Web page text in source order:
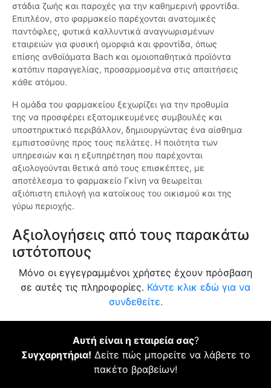
στάδια ζωής και παροχές για την καθημερινή φροντίδα.
Επιπλέον, στο φαρμακείο παρέχονται ανατομικές
παντόφλες, φυτικά καλλυντικά αναγνωρισμένων
εταιρειών για φυσική ομορφιά και φροντίδα, όπως
επίσης ανθοϊάματα Bach και ομοιοπαθητικά προϊόντα
κατόπιν παραγγελίας, προσαρμοσμένα στις απαιτήσεις
κάθε ατόμου.
Η ομάδα του φαρμακείου ξεχωρίζει για την προθυμία
της να προσφέρει εξατομικευμένες συμβουλές και
υποστηρικτικό περιβάλλον, δημιουργώντας ένα αίσθημα
εμπιστοσύνης προς τους πελάτες. Η ποιότητα των
υπηρεσιών και η εξυπηρέτηση που παρέχονται
αξιολογούνται θετικά από τους επισκέπτες, με
αποτέλεσμα το φαρμακείο Γκίνη να θεωρείται
αξιόπιστη επιλογή για κατοίκους του οικισμού και της
γύρω περιοχής.
Αξιολογήσεις από τους παρακάτω
ιστότοπους
Μόνο οι εγγεγραμμένοι χρήστες έχουν πρόσβαση
σε αυτές τις πληροφορίες. Κάντε κλικ εδώ για να
συνδεθείτε.
Αυτή είναι η εταιρεία σας?
Συγχαρητήρια! Δείτε πώς μπορείτε να λάβετε το
πακέτο βραβείων!